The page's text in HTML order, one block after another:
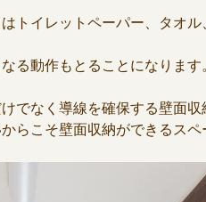
トイレットペーパー、タオ
る動作もとることになります
でなく導線を確保する壁面収
らこそ壁面収納ができるスペ